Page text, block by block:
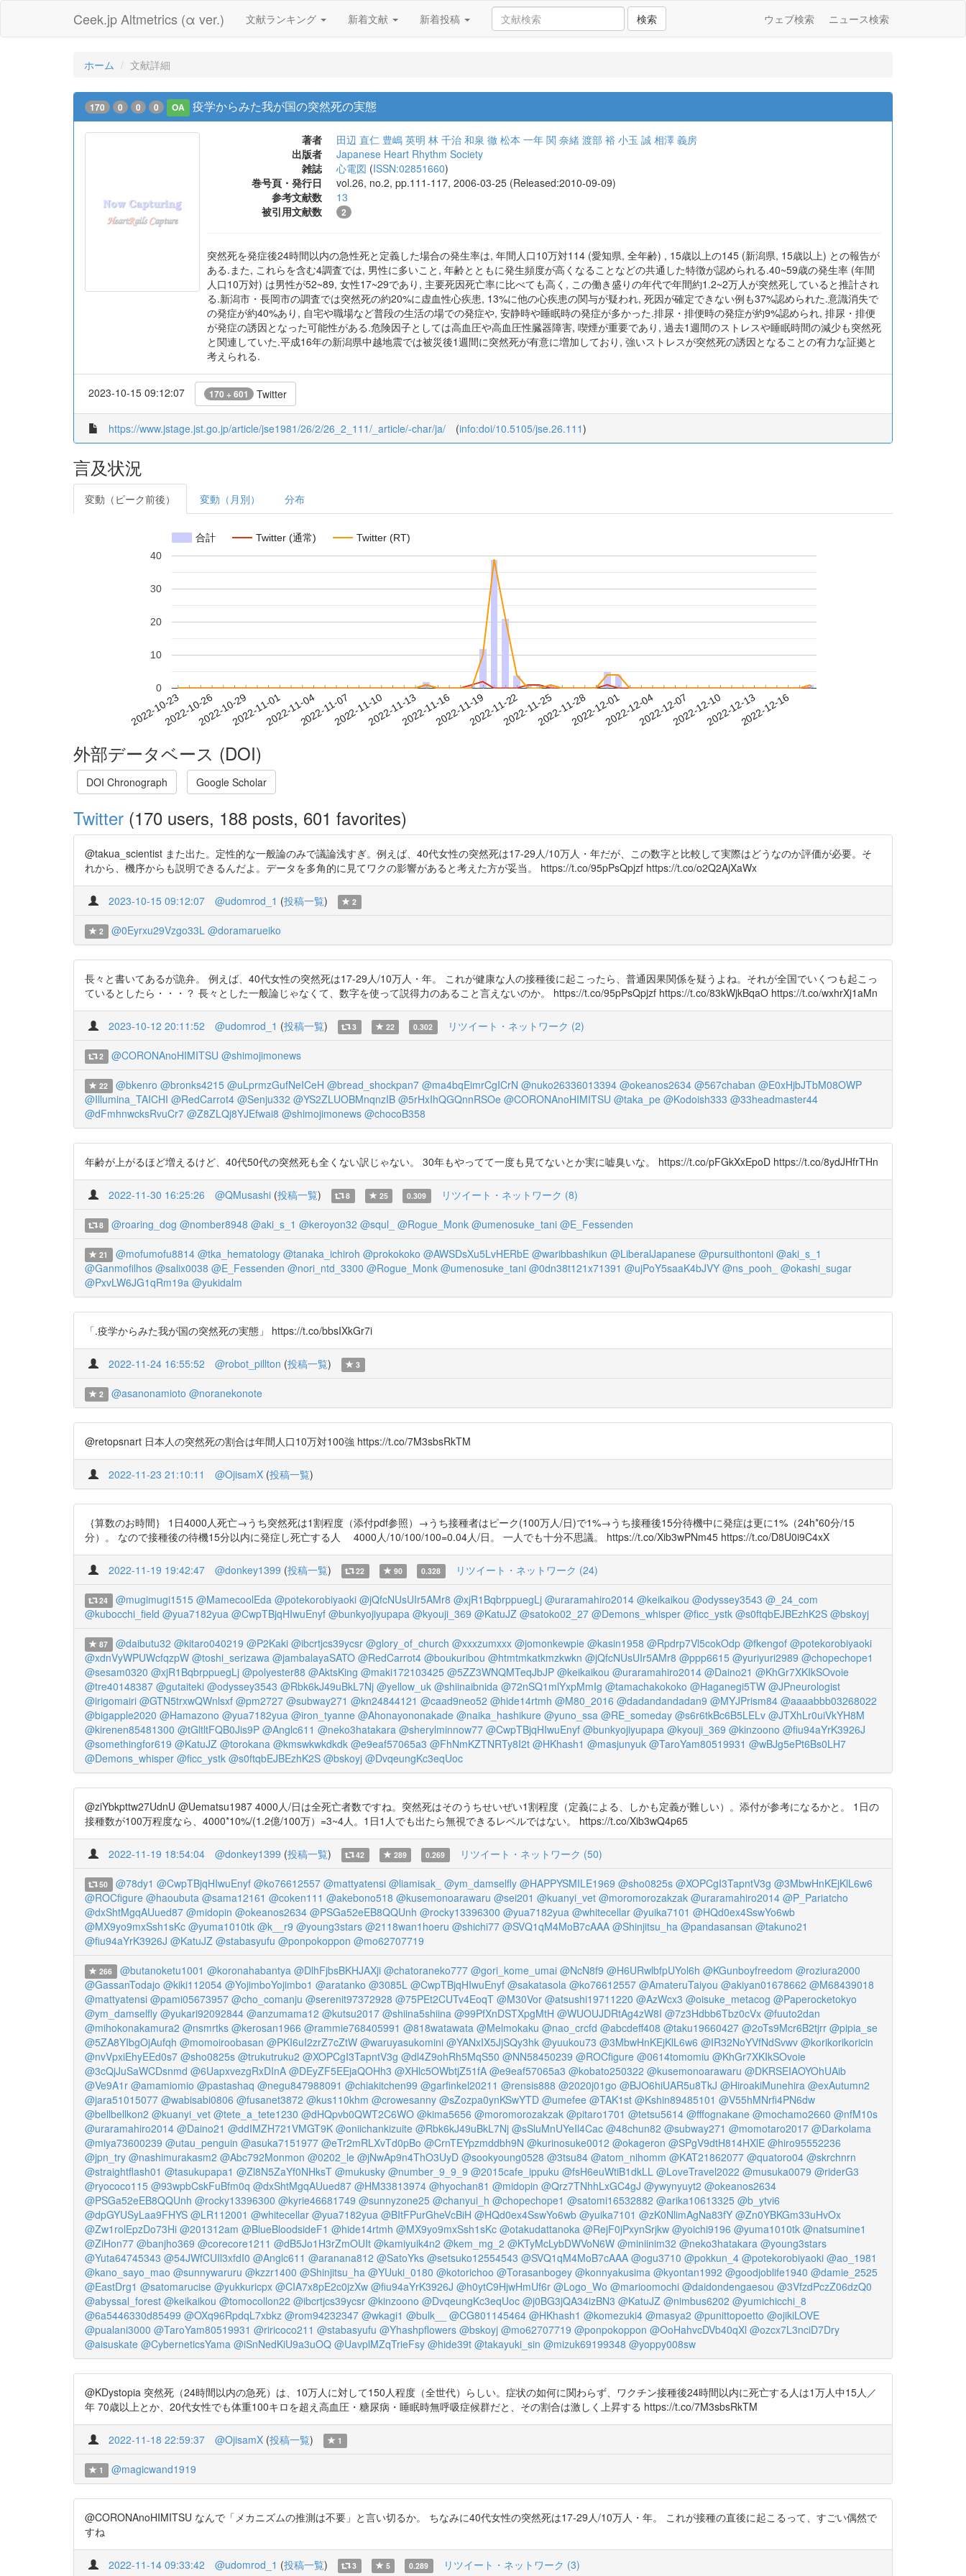
Ceek.jp Altmetrics (α ver.) 文献ランキング 新着文献 新着投稿 検索 ウェブ検索 ニュース検索
ホーム 文献詳細
170 0 0 0 OA 疫学からみた我が国の突然死の実態
著者 田辺 直仁 豊嶋 英明 林 千治 和泉 徹 松本 一年 関 奈緒 渡部 裕 小玉 誠 相澤 義房
出版者
Japanese Heart Rhythm Society
雑誌
心電図 (ISSN:02851660)
巻号頁・発行日
vol.26, no.2, pp.111-117, 2006-03-25 (Released:2010-09-09)
参考文献数
13
被引用文献数
2
突然死を発症後24時間以内の急性死と定義した場合の発生率は, 年間人口10万対114 (愛知県, 全年齢) , 15歳以上の145 (新潟県, 15歳以上) との報告が
ある.また, これらを含む4調査では, 男性に多いこと, 年齢とともに発生頻度が高くなることなどの共通した特徴が認められる.40~59歳の発生率 (年間
人口10万対) は男性が52~89, 女性17~29であり, 主要死因死亡率に比べても高く, この働き盛りの年代で年間約1.2~2万人が突然死していると推計され
る.新潟市・長岡市の調査では突然死の約20%に虚血性心疾患, 13%に他の心疾患の関与が疑われ, 死因が確定できない例も37%認められた.意識消失で
の発症が約40%あり, 自宅や職場など普段の生活の場での発症や, 安静時や睡眠時の発症が多かった.排尿・排便時の発症が約9%認められ, 排尿・排便
が発症の誘因となった可能性がある.危険因子としては高血圧や高血圧性臓器障害, 喫煙が重要であり, 過去1週間のストレスや睡眠時間の減少も突然死
と関連していた.平成16年の新潟県中越地震では被災後1週間に突然死が有意に増加しており, 強いストレスが突然死の誘因となることの有力な証拠と
考えられる.
2023-10-15 09:12:07 170 + 601 Twitter
https://www.jstage.jst.go.jp/article/jse1981/26/2/26_2_111/_article/-char/ja/ (info:doi/10.5105/jse.26.111)
言及状況
変動（ピーク前後） 変動（月別） 分布
合計 Twitter (通常) Twitter (RT)
2022-10-232022-10-262022-10-292022-11-012022-11-042022-11-072022-11-102022-11-132022-11-162022-11-192022-11-222022-11-252022-11-282022-12-012022-12-042022-12-072022-12-102022-12-132022-12-16
0
10
20
30
40
外部データベース (DOI)
DOI Chronograph Google Scholar
Twitter (170 users, 188 posts, 601 favorites)
@takua_scientist また出た。定性的な一般論のみで議論浅すぎ。例えば、40代女性の突然死は17-29人/10万人・年だが、この数字と比較して実際はどうなのか評価が必要。そ
れから、機序からも説明できるんだよ。データを多角的に見てワクの影響があると考えた方が妥当。 https://t.co/95pPsQpjzf https://t.co/o2Q2AjXaWx
2023-10-15 09:12:07 @udomrod_1 (投稿一覧) 2
2 @0Eyrxu29Vzgo33L @doramarueiko
長々と書いてあるが詭弁。 例えば、40代女性の突然死は17-29人/10万人・年。 これが健康な人の接種後に起こったら、普通因果関係を疑うよね。それが全国でいくつも起こっ
ているとしたら・・・？ 長々とした一般論じゃなくて、数字を使って説得力のあること言えないのか。 https://t.co/95pPsQpjzf https://t.co/83kWjkBqaO https://t.co/wxhrXj1aMn
2023-10-12 20:11:52 @udomrod_1 (投稿一覧) 3 22 0.302 リツイート・ネットワーク (2)
2 @CORONAnoHIMITSU @shimojimonews
22 @bkenro @bronks4215 @uLprmzGufNeICeH @bread_shockpan7 @ma4bqEimrCgICrN @nuko26336013394 @okeanos2634 @567chaban @E0xHjbJTbM08OWP
@Illumina_TAICHI @RedCarrot4 @Senju332 @YS2ZLUOBMnqnzIB @5rHxIhQGQnnRSOe @CORONAnoHIMITSU @taka_pe @Kodoish333 @33headmaster44
@dFmhnwcksRvuCr7 @Z8ZLQj8YJEfwai8 @shimojimonews @chocoB358
年齢が上がるほど増えるけど、40代50代の突然死も全くない訳じゃない。 30年もやってて一度も見てないとか実に嘘臭いな。 https://t.co/pFGkXxEpoD https://t.co/8ydJHfrTHn
2022-11-30 16:25:26 @QMusashi (投稿一覧) 8 25 0.309 リツイート・ネットワーク (8)
8 @roaring_dog @nomber8948 @aki_s_1 @keroyon32 @squl_ @Rogue_Monk @umenosuke_tani @E_Fessenden
21 @mofumofu8814 @tka_hematology @tanaka_ichiroh @prokokoko @AWSDsXu5LvHERbE @waribbashikun @LiberalJapanese @pursuithontoni @aki_s_1
@Ganmofilhos @salix0038 @E_Fessenden @nori_ntd_3300 @Rogue_Monk @umenosuke_tani @0dn38t121x71391 @ujPoY5saaK4bJVY @ns_pooh_
@okashi_sugar
@PxvLW6JG1qRm19a @yukidalm
「.疫学からみた我が国の突然死の実態」 https://t.co/bbsIXkGr7i
2022-11-24 16:55:52 @robot_pillton (投稿一覧) 3
2 @asanonamioto @noranekonote
@retopsnart 日本人の突然死の割合は年間人口10万対100強 https://t.co/7M3sbsRkTM
2022-11-23 21:10:11 @OjisamX (投稿一覧)
｛算数のお時間｝ 1日4000人死亡→うち突然死は1割程度（添付pdf参照）→うち接種者はピーク(100万人/日)で1%→うち接種後15分待機中に発症は更に1%（24h*60分/15
分）。 なので接種後の待機15分以内に発症し死亡する人 4000人/10/100/100=0.04人/日。 一人でも十分不思議。 https://t.co/Xib3wPNm45 https://t.co/D8U0i9C4xX
2022-11-19 19:42:47 @donkey1399 (投稿一覧) 22 90 0.328 リツイート・ネットワーク (24)
24 @mugimugi1515 @MamecoolEda @potekorobiyaoki @jQfcNUsUIr5AMr8 @xjR1BqbrppuegLj @uraramahiro2014 @keikaikou @odyssey3543 @_24_com
@kubocchi_field @yua7182yua @CwpTBjqHIwuEnyf @bunkyojiyupapa @kyouji_369 @KatuJZ @satoko02_27 @Demons_whisper @ficc_ystk @s0ftqbEJBEzhK2S @bskoyj
87 @daibutu32 @kitaro040219 @P2Kaki @ibcrtjcs39ycsr @glory_of_church @xxxzumxxx @jomonkewpie @kasin1958 @Rpdrp7Vl5cokOdp @fkengof @potekorobiyaoki
@xdnVyWPUWcfqzpW @toshi_serizawa @jambalayaSATO @RedCarrot4 @boukuribou @htmtmkatkmzkwkn @jQfcNUsUIr5AMr8 @ppp6615 @yuriyuri2989 @chopechope1
@sesam0320 @xjR1BqbrppuegLj @polyester88 @AktsKing @maki172103425 @5ZZ3WNQMTeqJbJP @keikaikou @uraramahiro2014 @Daino21 @KhGr7XKIkSOvoie
@tre40148387 @gutaiteki @odyssey3543 @Rbk6kJ49uBkL7Nj @yellow_uk @shiinaibnida @72nSQ1mlYxpMmIg @tamachakokoko @Haganegi5TW @JPneurologist
@irigomairi @GTN5trxwQWnlsxf @pm2727 @subway271 @kn24844121 @caad9neo52 @hide14rtmh @M80_2016 @dadandandadan9 @MYJPrism84 @aaaabbb03268022
@bigapple2020 @Hamazono @yua7182yua @iron_tyanne @Ahonayononakade @naika_hashikure @yuno_ssa @RE_someday @s6r6tkBc6B5LELv @JTXhLr0uiVkYH8M
@kirenen85481300 @tGltltFQB0Jis9P @Anglc611 @neko3hatakara @sherylminnow77 @CwpTBjqHIwuEnyf @bunkyojiyupapa @kyouji_369 @kinzoono @fiu94aYrK3926J
@somethingfor619 @KatuJZ @torokana @kmswkwkdkdk @e9eaf57065a3 @FhNmKZTNRTy8I2t @HKhash1 @masjunyuk @TaroYam80519931 @wBJg5ePt6Bs0LH7
@Demons_whisper @ficc_ystk @s0ftqbEJBEzhK2S @bskoyj @DvqeungKc3eqUoc
@ziYbkpttw27UdnU @Uematsu1987 4000人/日は全死亡者数ですね。突然死はそのうちせいぜい1割程度（定義による、しかも定義が難しい）。添付が参考になるかと。 1日の
接種数が100万程度なら、4000*10%/(1.2億/100万）=3~4人。1日1人でも出たら無視できるレベルではない。 https://t.co/Xib3wQ4p65
2022-11-19 18:54:04 @donkey1399 (投稿一覧) 42 289 0.269 リツイート・ネットワーク (50)
50 @78dy1 @CwpTBjqHIwuEnyf @ko76612557 @mattyatensi @liamisak_ @ym_damselfly @HAPPYSMILE1969 @sho0825s @XOPCgI3TapntV3g @3MbwHnKEjKlL6w6
@ROCfigure @haoubuta @sama12161 @coken111 @akebono518 @kusemonoarawaru @sei201 @kuanyi_vet @moromorozakzak @uraramahiro2014 @P_Pariatcho
@dxShtMgqAUued87 @midopin @okeanos2634 @PSGa52eEB8QQUnh @rocky13396300 @yua7182yua @whitecellar @yuika7101 @HQd0ex4SswYo6wb
@MX9yo9mxSsh1sKc @yuma1010tk @k__r9 @young3stars @2118wan1hoeru @shichi77 @SVQ1qM4MoB7cAAA @Shinjitsu_ha @pandasansan @takuno21
@fiu94aYrK3926J @KatuJZ @stabasyufu @ponpokoppon @mo62707719
266 @butanoketu1001 @koronahabantya @DlhFjbsBKHJAXji @chatoraneko777 @gori_kome_umai @NcN8f9 @H6URwlbfpUYol6h @KGunboyfreedom @roziura2000
@GassanTodajo @kiki112054 @YojimboYojimbo1 @aratanko @3085L @CwpTBjqHIwuEnyf @sakatasola @ko76612557 @AmateruTaiyou @akiyan01678662 @M68439018
@mattyatensi @pami05673957 @cho_comanju @serenit97372928 @75PEt2CUTv4EoqT @M30Vor @atsushi19711220 @AzWcx3 @oisuke_metacog @Paperocketokyo
@ym_damselfly @yukari92092844 @anzumama12 @kutsu2017 @shiina5shiina @99PfXnDSTXpgMtH @WUOUJDRtAg4zW8I @7z3Hdbb6Tbz0cVx @fuuto2dan
@mihokonakamura2 @nsmrtks @kerosan1966 @rammie768405991 @818watawata @Melmokaku @nao_crcfd @abcdeff408 @taku19660427 @2oTs9Mcr6B2tjrr @pipia_se
@5ZA8YIbgOjAufqh @momoiroobasan @PKI6uI2zrZ7cZtW @waruyasukomini @YANxIX5JjSQy3hk @yuukou73 @3MbwHnKEjKlL6w6 @IR32NoYVfNdSvwv @korikorikoricin
@nvVpxiEhyEEd0s7 @sho0825s @trukutruku2 @XOPCgI3TapntV3g @dl4Z9ohRh5MqS50 @NN58450239 @ROCfigure @0614tomomiu @KhGr7XKIkSOvoie
@3cQjJuSaWCDsnmd @6UapxvezgRxDInA @DEyZF5EEjaQOHh3 @XHlc5OWbtjZ51fA @e9eaf57065a3 @kobato250322 @kusemonoarawaru @DKRSEIAOYOhUAib
@Ve9A1r @amamiomio @pastashaq @negu847988091 @chiakitchen99 @garfinkel20211 @rensis888 @2020j01go @BJO6hiUAR5u8TkJ @HiroakiMunehira @exAutumn2
@jara51015077 @wabisabi0806 @fusanet3872 @kus110khm @crowesanny @sZozpa0ynKSwYTD @umefee @TAK1st @Kshin89485101 @V55hMNrfi4PN6dw
@bellbellkon2 @kuanyi_vet @tete_a_tete1230 @dHQpvb0QWT2C6WO @kima5656 @moromorozakzak @pitaro1701 @tetsu5614 @fffognakane @mochamo2660 @nfM10s
@uraramahiro2014 @Daino21 @ddIMZH721VMGT9K @oniichankizuite @Rbk6kJ49uBkL7Nj @sSluMnUYeIl4Cac @48chun82 @subway271 @momotaro2017 @Darkolama
@miya73600239 @utau_penguin @asuka7151977 @eTr2mRLXvTd0pBo @CrnTEYpzmddbh9N @kurinosuke0012 @okageron @SPgV9dtH814HXlE @hiro95552236
@jpn_try @nashimurakasm2 @Abc792Monmon @0202_le @jNwAp9n4ThO3UyD @sookyoung0528 @3tsu84 @atom_nihomm @KAT21862077 @quatoro04 @skrchnrn
@straightflash01 @tasukupapa1 @Zl8N5ZaYf0NHksT @mukusky @number_9_9_9 @2015cafe_ippuku @fsH6euWtiB1dkLL @LoveTravel2022 @musuka0079 @riderG3
@ryococo115 @93wpbCskFuBfm0q @dxShtMgqAUued87 @HM33813974 @hyochan81 @midopin @Qrz7TNhhLxGC4gJ @ywynyuyt2 @okeanos2634
@PSGa52eEB8QQUnh @rocky13396300 @kyrie46681749 @sunnyzone25 @chanyui_h @chopechope1 @satomi16532882 @arika10613325 @b_ytvi6
@dpGYUSyLaa9FHYS @LR112001 @whitecellar @yua7182yua @BItFPurGheVcBiH @HQd0ex4SswYo6wb @yuika7101 @zK0NlimAgNa83fY @Zn0YBKGm33uHvOx
@Zw1rolEpzDo73Hi @201312am @BlueBloodsideF1 @hide14rtmh @MX9yo9mxSsh1sKc @otakudattanoka @RejF0jPxynSrjkw @yoichi9196 @yuma1010tk @natsumine1
@ZiHon77 @banjho369 @corecore1211 @dB5Jo1H3rZmOUIt @kamiyuik4n2 @kem_mg_2 @KTyMcLybDWVoN6W @miniinim32 @neko3hatakara @young3stars
@Yuta64745343 @54JWfCUIl3xfdI0 @Anglc611 @aranana812 @SatoYks @setsuko12554543 @SVQ1qM4MoB7cAAA @ogu3710 @pokkun_4 @potekorobiyaoki @ao_1981
@kano_sayo_mao @sunnywaruru @kzzr1400 @Shinjitsu_ha @YUuki_0180 @kotorichoo @Torasanbogey @konnyakusima @kyontan1992 @goodjoblife1940 @damie_2525
@EastDrg1 @satomarucise @yukkuricpx @CIA7x8pE2c0jzXw @fiu94aYrK3926J @h0ytC9HjwHmUf6r @Logo_Wo @marioomochi @daidondengaesou @3VfzdPczZ06dzQ0
@abyssal_forest @keikaikou @tomocollon22 @ibcrtjcs39ycsr @kinzoono @DvqeungKc3eqUoc @j0BG3jQA34izBN3 @KatuJZ @nimbus6202 @yumichicchi_8
@6a5446330d85499 @OXq96RpdqL7xbkz @rom94232347 @wkagi1 @bulk__ @CG801145464 @HKhash1 @komezuki4 @masya2 @punittopoetto @ojikiLOVE
@pualani3000 @TaroYam80519931 @riricoco211 @stabasyufu @Yhashpflowers @bskoyj @mo62707719 @ponpokoppon @OoHahvcDVb40qXl @ozcx7L3nciD7Dry
@aisuskate @CyberneticsYama @iSnNedKiU9a3uOQ @UavplMZqTrieFsy @hide39t @takayuki_sin @mizuk69199348 @yoppy008sw
@KDystopia 突然死（24時間以内の急死）は、10万人に対して150人程度（全世代）らしい。症状の如何に関わらず、ワクチン接種後24時間以内に死亡する人は1万人中15人／
年 70歳以上とか、20代女性でも体重100キロを超え高血圧・糖尿病・睡眠時無呼吸症候群だと、その割合は激しく上昇する https://t.co/7M3sbsRkTM
2022-11-18 22:59:37 @OjisamX (投稿一覧) 1
1 @magicwand1919
@CORONAnoHIMITSU なんで「メカニズムの推測は不要」と言い切るか。 ちなみに40代女性の突然死は17-29人/10万人・年。 これが接種の直後に起こるって、すごい偶然で
すね
2022-11-14 09:33:42 @udomrod_1 (投稿一覧) 3 5 0.289 リツイート・ネットワーク (3)